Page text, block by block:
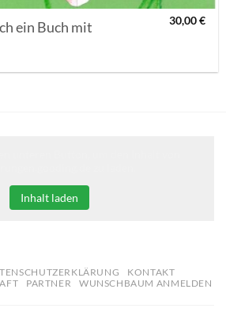
ein Buch mit
30,00€
Inhalt laden
KONTAKT
PARTNER WUNSCHBAUM ANMELDEN